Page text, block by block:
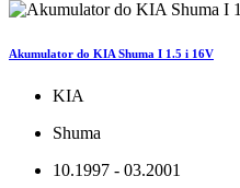
Akumulator do KIA Shuma I 1.5 i 16V
KIA
Shuma
10.1997 - 03.2001